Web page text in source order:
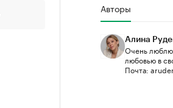
Авторы
Алина
Очень люблю
любовью в
Почта: